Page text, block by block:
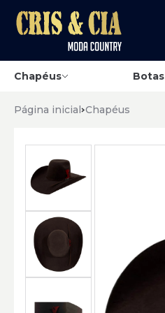
Chapéus Botas
Página inicial Chapéus